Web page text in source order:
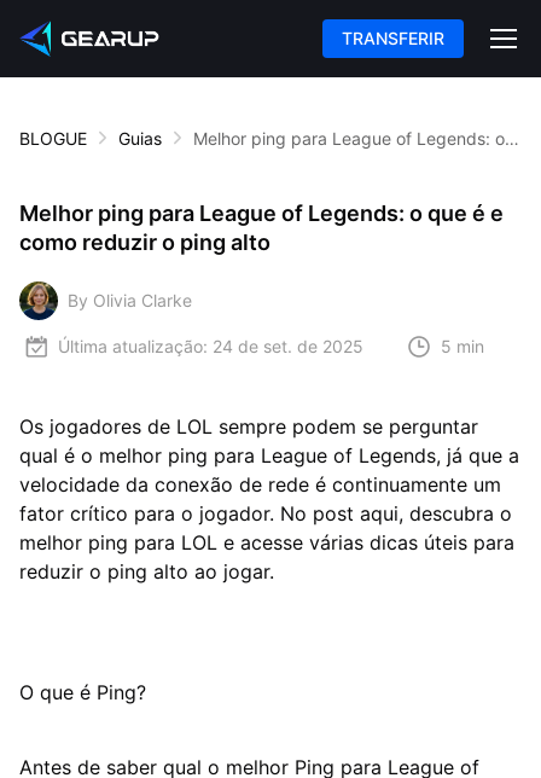
TRANSFERIR
BLOGUE Guias Melhor ping para League of Legends: o que é e como reduzir o ping alto
Melhor ping para League of Legends: o que é e
como reduzir o ping alto
By Olivia Clarke
Última atualização: 24 de set. de 2025 5 min
Os jogadores de LOL sempre podem se perguntar
qual é o melhor ping para League of Legends, já que a
velocidade da conexão de rede é continuamente um
fator crítico para o jogador. No post aqui, descubra o
melhor ping para LOL e acesse várias dicas úteis para
reduzir o ping alto ao jogar.
O que é Ping?
Antes de saber qual o melhor Ping para League of